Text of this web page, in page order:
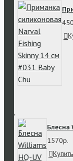
Блесна
1570р.
Купить